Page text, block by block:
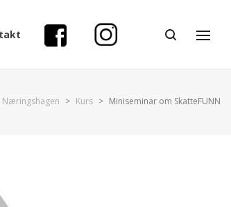
Næringshagen > Kurs > Miniseminar om SkatteFUNN